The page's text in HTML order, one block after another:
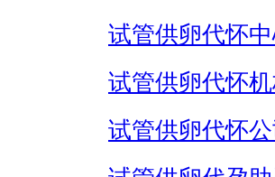
试管供卵代怀
试管供卵代怀
试管供卵代怀公